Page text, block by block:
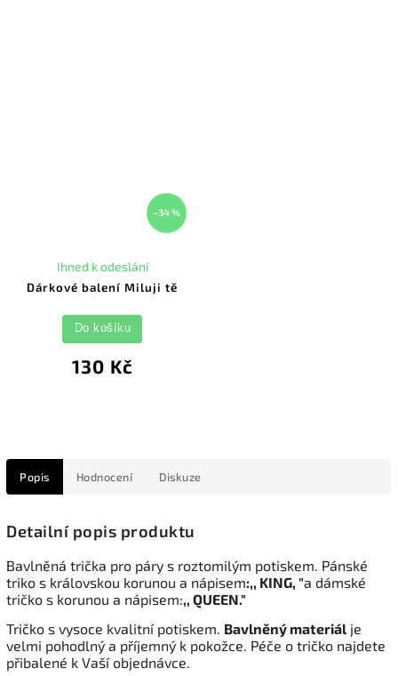
–34 %
Dárkové balení Miluji tě
Ihned k odeslání
130 Kč
Do košíku
Popis Hodnocení Diskuze
Detailní popis produktu
Bavlněná trička pro páry s roztomilým potiskem. Pánské
triko s královskou korunou a nápisem:,, KING, "a dámské
tričko s korunou a nápisem:,, QUEEN."
Tričko s vysoce kvalitní potiskem. Bavlněný materiál je
velmi pohodlný a příjemný k pokožce. Péče o tričko najdete
přibalené k Vaší objednávce.